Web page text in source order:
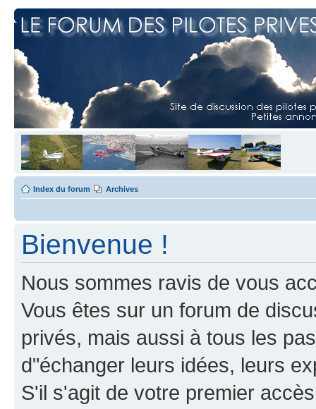
Index du forum Archives
Bienvenue !
Nous sommes ravis de vous
Vous êtes sur un forum de
privés, mais aussi à tous les
d"échanger leurs idées, leurs
S'il s'agit de votre premier